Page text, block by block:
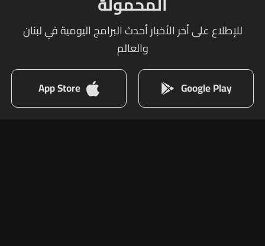
للإطلاع على أخر الأخبار أحدث البرامج اليومية في لبنان
والعالم
Google Play
App Store